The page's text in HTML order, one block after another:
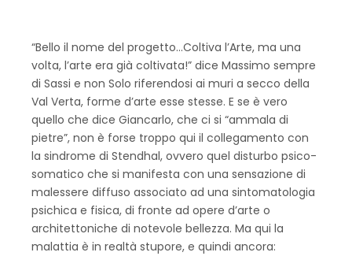
“Bello il nome del progetto…Coltiva l’Arte, ma una
volta, l’arte era già coltivata!” dice Massimo sempre
di Sassi e non Solo riferendosi ai muri a secco della
Val Verta, forme d’arte esse stesse. E se è vero
quello che dice Giancarlo, che ci si “ammala di
pietre”, non è forse troppo qui il collegamento con
la sindrome di Stendhal, ovvero quel disturbo psico-
somatico che si manifesta con una sensazione di
malessere diffuso associato ad una sintomatologia
psichica e fisica, di fronte ad opere d’arte o
architettoniche di notevole bellezza. Ma qui la
malattia è in realtà stupore, e quindi ancora: